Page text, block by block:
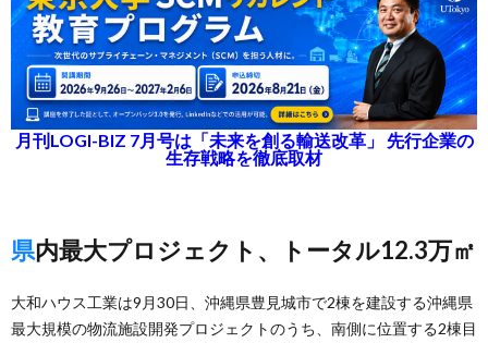
月刊LOGI-BIZ 7月号は「未来を創る輸送改革」 先行企業の
生存戦略を徹底取材
県内最大プロジェクト、トータル12.3万㎡
大和ハウス工業は9月30日、沖縄県豊見城市で2棟を建設する沖縄県
最大規模の物流施設開発プロジェクトのうち、南側に位置する2棟目